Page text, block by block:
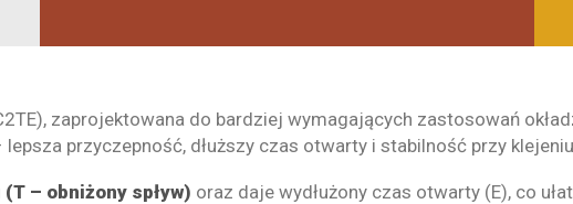
zaprojektowana do bardziej wymagających zastosowań
przyczepność, dłuższy czas otwarty i stabilność przy
(T – obniżony spływ) oraz daje wydłużony czas otwarty (E), co